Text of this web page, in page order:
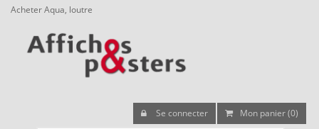
Acheter Aqua, loutre
Se connecter Mon panier (0)